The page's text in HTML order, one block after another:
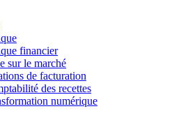
financier
sur le marché
de facturation
des recettes
numérique